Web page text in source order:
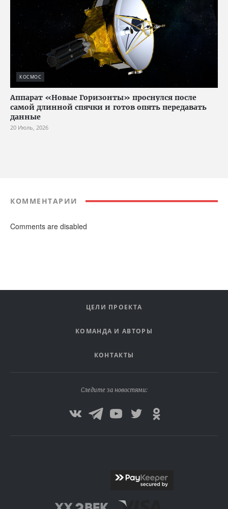
КОСМОС
Аппарат «Новые Горизонты» проснулся после
самой длинной спячки и готов опять передавать
данные
20 Июль, 2026
КОММЕНТАРИИ
Comments are disabled
ЦЕЛИ ПРОЕКТА
КОМАНДА И АВТОРЫ
КОНТАКТЫ
Следите за новостями: